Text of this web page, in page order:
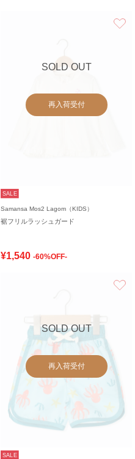
SOLD OUT
再入荷受付
SALE
Samansa Mos2 Lagom（KIDS）
裾フリルラッシュガード
¥1,540 -60%OFF-
SOLD OUT
再入荷受付
SALE